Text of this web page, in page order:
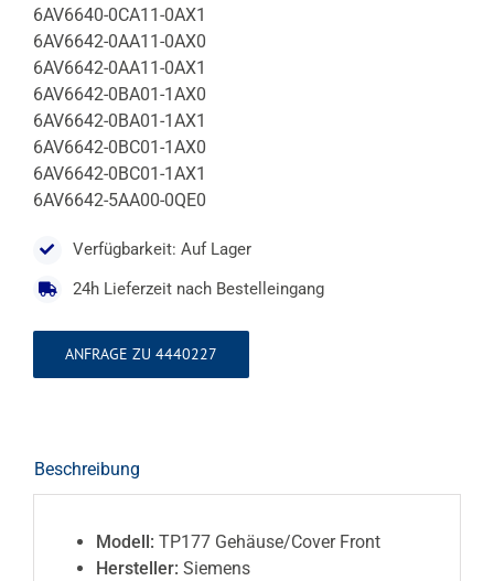
6AV6640-0CA11-0AX1
6AV6642-0AA11-0AX0
6AV6642-0AA11-0AX1
6AV6642-0BA01-1AX0
6AV6642-0BA01-1AX1
6AV6642-0BC01-1AX0
6AV6642-0BC01-1AX1
6AV6642-5AA00-0QE0
Verfügbarkeit: Auf Lager
24h Lieferzeit nach Bestelleingang
ANFRAGE ZU 4440227
Beschreibung
Modell: TP177 Gehäuse/Cover Front
Hersteller: Siemens